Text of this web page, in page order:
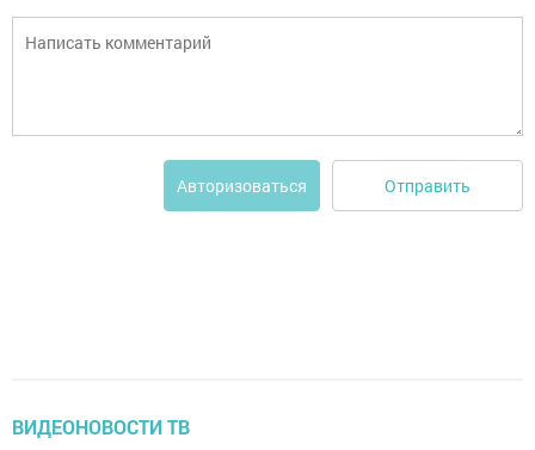
Авторизоваться Отправить
ВИДЕОНОВОСТИ ТВ